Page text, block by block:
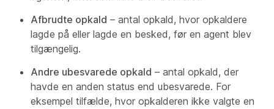
Afbrudte opkald – antal opkald, hvor opkaldere
lagde på eller lagde en besked, før en agent blev
tilgængelig.
Andre ubesvarede opkald – antal opkald, der
havde en anden status end ubesvarede. For
eksempel tilfælde, hvor opkalderen ikke valgte en